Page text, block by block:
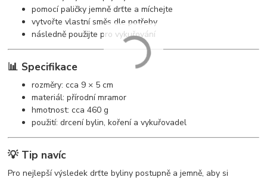
pomocí paličky jemně drťte a míchejte
vytvořte vlastní směs dle potřeby
následně použijte pro vykuřování
📊 Specifikace
rozměry: cca 9 × 5 cm
materiál: přírodní mramor
hmotnost: cca 460 g
použití: drcení bylin, koření a vykuřovadel
💡 Tip navíc
Pro nejlepší výsledek drťte byliny postupně a jemně, aby si